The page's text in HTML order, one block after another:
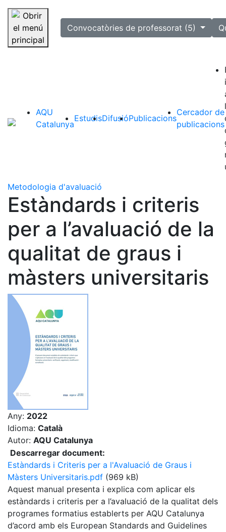
Saltar la navegació
selectedConvocatòries de professorat (5)
AQU
Catalunya
EstudisDifusióPublicacions
Cercador de
publicacions
Metodologia d'avaluació
Estàndards i criteris
per a l’avaluació de la
qualitat de graus i
màsters universitaris
Any: 2022
Idioma: Català
Autor: AQU Catalunya
Descarregar document:
Estàndards i Criteris per a l'Avaluació de Graus i
Màsters Universitaris.pdf (969 kB)
Aquest manual presenta i explica com aplicar els
estàndards i criteris per a l’avaluació de la qualitat dels
programes formatius establerts per AQU Catalunya
d’acord amb els European Standards and Guidelines